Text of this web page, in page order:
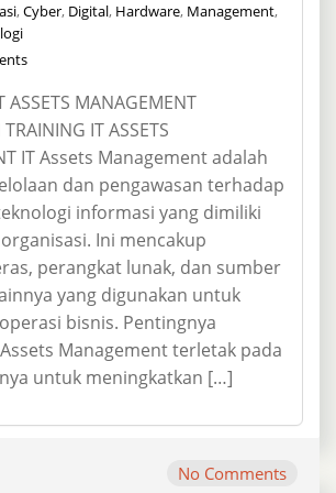
,Cyber, Digital, Hardware, Management,
ASSETS MANAGEMENT
IT ASSETS
IT Assets Management adalah
dan pengawasan terhadap
informasi yang dimiliki
Ini mencakup
perangkat lunak, dan sumber
yang digunakan untuk
bisnis. Pentingnya
Management terletak pada
untuk meningkatkan […]
No Comments